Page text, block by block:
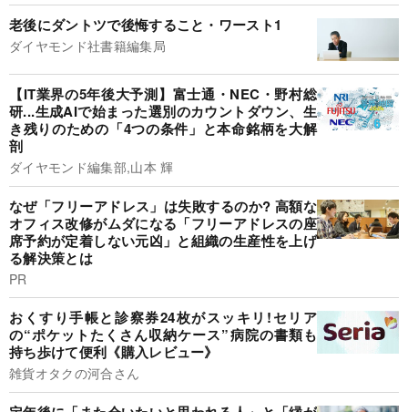
老後にダントツで後悔すること・ワースト1
ダイヤモンド社書籍編集局
【IT業界の5年後大予測】富士通・NEC・野村総
研...生成AIで始まった選別のカウントダウン、生
き残りのための「4つの条件」と本命銘柄を大解
剖
ダイヤモンド編集部,山本 輝
なぜ「フリーアドレス」は失敗するのか? 高額な
オフィス改修がムダになる「フリーアドレスの座
席予約が定着しない元凶」と組織の生産性を上げ
る解決策とは
PR
おくすり手帳と診察券24枚がスッキリ!セリア
の“ポケットたくさん収納ケース”病院の書類も
持ち歩けて便利《購入レビュー》
雑貨オタクの河合さん